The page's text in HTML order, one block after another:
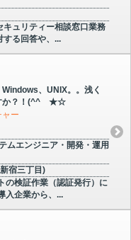
ュリティー相談窓口業務
する回答や、...
、UNIX。。浅く
か？！(^^ゞ★☆
ー
ムエンジニア・開発・運用
宿三丁目)
検証作業（認証発行）に
入企業から、...